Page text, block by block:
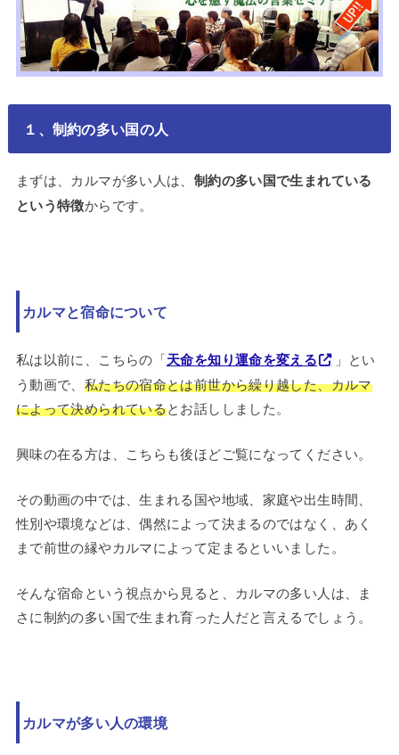
１、制約の多い国の人
まずは、カルマが多い人は、 制約の多い国で生まれている
という特徴からです。
カルマと宿命について
私は以前に、こちらの「天命を知り運命を変える
」とい
う動画で、 私たちの宿命とは前世から繰り越した、カルマ
によって決められているとお話ししました。
興味の在る方は、こちらも後ほどご覧になってください。
その動画の中では、生まれる国や地域、家庭や出生時間、
性別や環境などは、偶然によって決まるのではなく、あく
まで前世の縁やカルマによって定まるといいました。
そんな宿命という視点から見ると、カルマの多い人は、ま
さに制約の多い国で生まれ育った人だと言えるでしょう。
カルマが多い人の環境